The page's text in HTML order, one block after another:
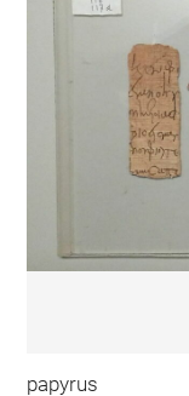
papyrus